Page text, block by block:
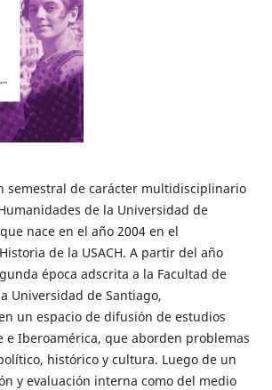
semestral de carácter multidisciplinario
de la Universidad de
nace en el año 2004 en el
de la USACH. A partir del año
época adscrita a la Facultad de
Universidad de Santiago,
un espacio de difusión de estudios
e Iberoamérica, que aborden problemas
histórico y cultura. Luego de un
y evaluación interna como del medio